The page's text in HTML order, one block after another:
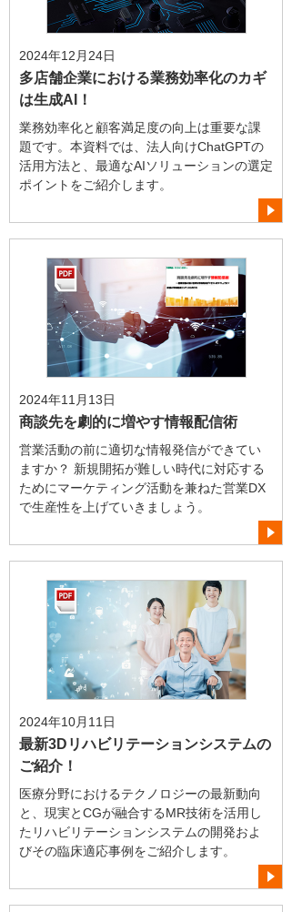
2024年12月24日
多店舗企業における業務効率化のカギ
は生成AI！
業務効率化と顧客満足度の向上は重要な課
題です。本資料では、法人向けChatGPTの
活用方法と、最適なAIソリューションの選定
ポイントをご紹介します。
2024年11月13日
商談先を劇的に増やす情報配信術
営業活動の前に適切な情報発信ができてい
ますか？ 新規開拓が難しい時代に対応する
ためにマーケティング活動を兼ねた営業DX
で生産性を上げていきましょう。
2024年10月11日
最新3Dリハビリテーションシステムの
ご紹介！
医療分野におけるテクノロジーの最新動向
と、現実とCGが融合するMR技術を活用し
たリハビリテーションシステムの開発およ
びその臨床適応事例をご紹介します。